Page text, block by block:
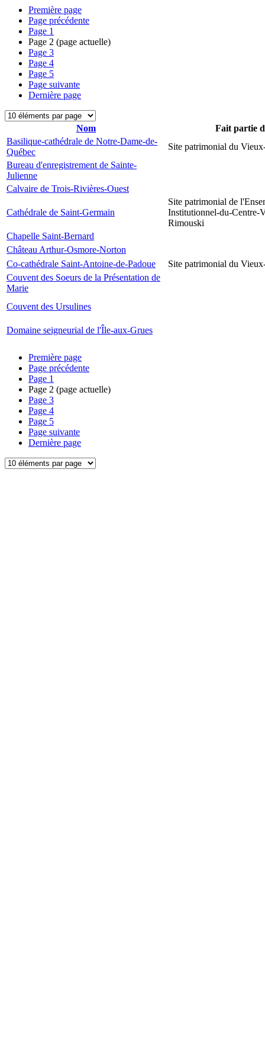
Première page
Page précédente
Page 1
Page 2 (page actuelle)
Page 3
Page 4
Page 5
Page suivante
Dernière page
Nom
Fait partie
Basilique-cathédrale de Notre-Dame-de-
Québec
Site patrimonial du
Bureau d'enregistrement de Sainte-
Julienne
Calvaire de Trois-Rivières-Ouest
Cathédrale de Saint-Germain
Site patrimonial de
Institutionnel-du-Centre-
Rimouski
Chapelle Saint-Bernard
Château Arthur-Osmore-Norton
Co-cathédrale Saint-Antoine-de-Padoue
Site patrimonial du
Couvent des Soeurs de la Présentation de
Marie
Couvent des Ursulines
Domaine seigneurial de l'Île-aux-Grues
Première page
Page précédente
Page 1
Page 2 (page actuelle)
Page 3
Page 4
Page 5
Page suivante
Dernière page